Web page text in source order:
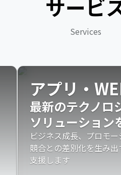
サービ
Services
アプリ・
最新のテクノロ
ソリューション
ビジネス成長、プロモ
競合との差別化を生み
支援します